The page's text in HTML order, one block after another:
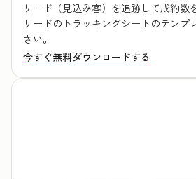
リード（見込み客）を追跡して成約数
リードのトラッキングシートのテンプ
さい。
今すぐ無料ダウンロードする